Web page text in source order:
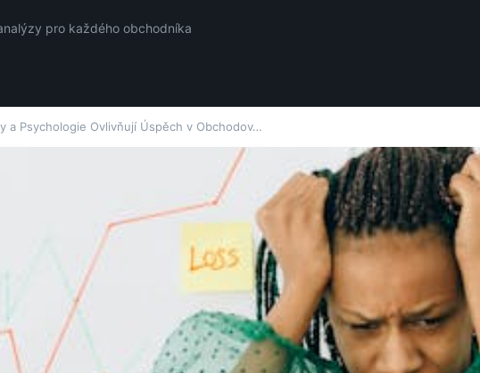
pro každého obchodníka
a Psychologie Ovlivňují Úspěch v Obchodov…